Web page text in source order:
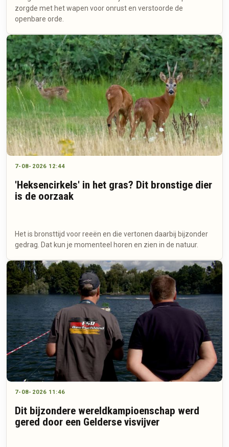
zorgde met het wapen voor onrust en verstoorde de
openbare orde.
7-08-2026 12:44
'Heksencirkels' in het gras? Dit bronstige dier
is de oorzaak
Het is bronsttijd voor reeën en die vertonen daarbij bijzonder
gedrag. Dat kun je momenteel horen en zien in de natuur.
7-08-2026 11:46
Dit bijzondere wereldkampioenschap werd
gered door een Gelderse visvijver